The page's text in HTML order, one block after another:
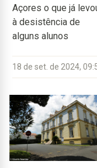
Açores o que já
à desistência de
alguns alunos
18 de set. de 2024,